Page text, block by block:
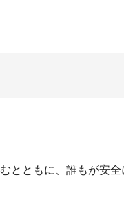
とともに、誰もが安